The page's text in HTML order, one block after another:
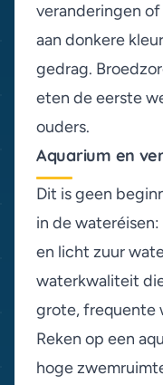
veranderingen
aan donkere
gedrag.
eten de eerste
ouders.
Aquarium en
Dit is geen
in de
en licht zuur
waterkwaliteit
grote, frequente
Reken op een
hoge